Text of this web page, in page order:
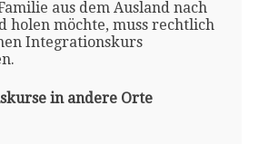
aus dem Ausland nach
holen möchte, muss rechtlich
Integrationskurs
in andere Orte